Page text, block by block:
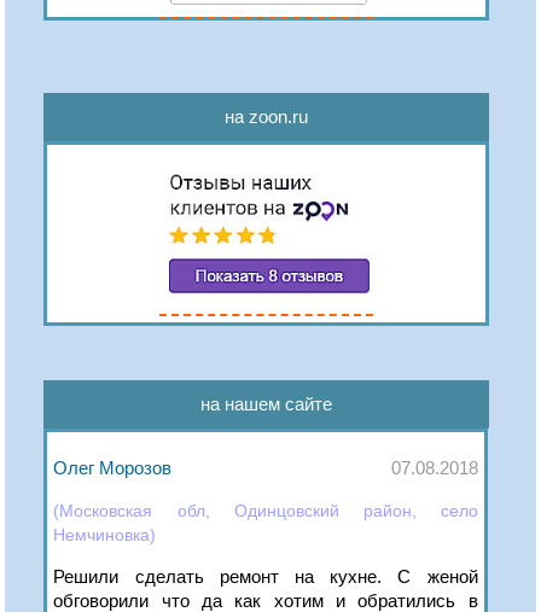
на zoon.ru
на нашем сайте
Олег Морозов 07.08.2018
(Московская обл, Одинцовский район, село
Немчиновка)
Решили сделать ремонт на кухне. С женой
обговорили что да как хотим и обратились в